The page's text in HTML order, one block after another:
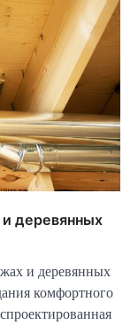
деревянных
и деревянных
комфортного